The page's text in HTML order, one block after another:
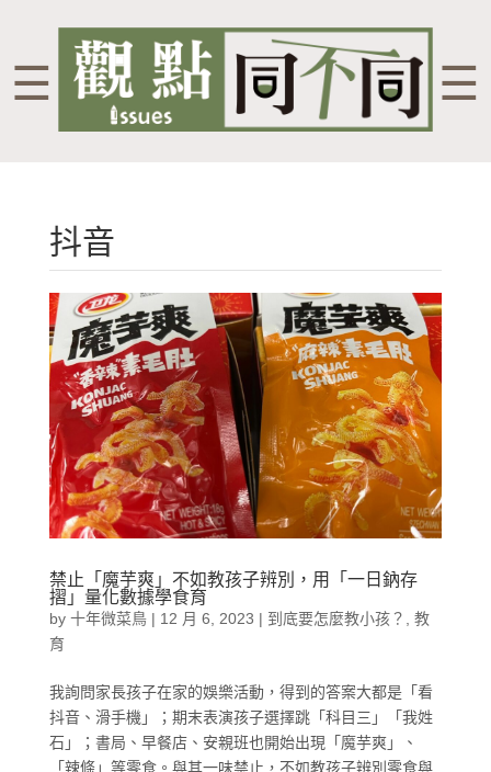
☰ ☰
抖音
禁止「魔芋爽」不如教孩子辨別，用「一日鈉存
摺」量化數據學食育
by 十年微菜鳥| 12 月 6, 2023 | 到底要怎麼教小孩？
教
育
我詢問家長孩子在家的娛樂活動，得到的答案大都是「看
抖音、滑手機」；期末表演孩子選擇跳「科目三」「我姓
石」；書局、早餐店、安親班也開始出現「魔芋爽」、
「辣條」等零食。與其一味禁止，不如教孩子辨別零食與